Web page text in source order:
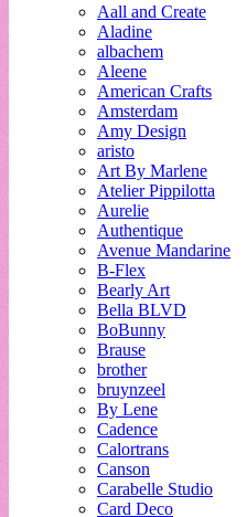
Aall and Create
Aladine
albachem
Aleene
American Crafts
Amsterdam
Amy Design
aristo
Art By Marlene
Atelier Pippilotta
Aurelie
Authentique
Avenue Mandarine
B-Flex
Bearly Art
Bella BLVD
BoBunny
Brause
brother
bruynzeel
By Lene
Cadence
Calortrans
Canson
Carabelle Studio
Card Deco